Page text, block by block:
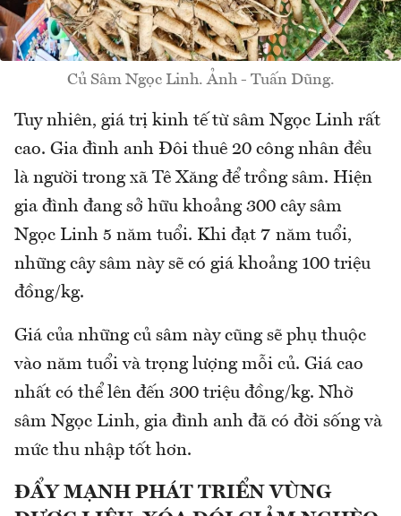
Củ Sâm Ngọc Linh. Ảnh - Tuấn Dũng.
Tuy nhiên, giá trị kinh tế từ sâm Ngọc Linh rất
cao. Gia đình anh Đôi thuê 20 công nhân đều
là người trong xã Tê Xăng để trồng sâm. Hiện
gia đình đang sở hữu khoảng 300 cây sâm
Ngọc Linh 5 năm tuổi. Khi đạt 7 năm tuổi,
những cây sâm này sẽ có giá khoảng 100 triệu
đồng/kg.
Giá của những củ sâm này cũng sẽ phụ thuộc
vào năm tuổi và trọng lượng mỗi củ. Giá cao
nhất có thể lên đến 300 triệu đồng/kg. Nhờ
sâm Ngọc Linh, gia đình anh đã có đời sống và
mức thu nhập tốt hơn.
ĐẨY MẠNH PHÁT TRIỂN VÙNG